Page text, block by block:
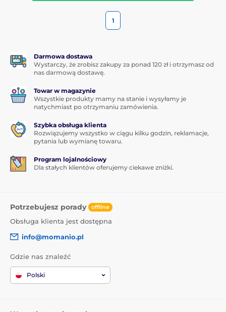
1
Darmowa dostawa
Wystarczy, że zrobisz zakupy za ponad 120 zł i otrzymasz od
nas darmową dostawę.
Towar w magazynie
Wszystkie produkty mamy na stanie i wysyłamy je
natychmiast po otrzymaniu zamówienia.
Szybka obsługa klienta
Rozwiązujemy wszystko w ciągu kilku godzin, reklamacje,
pytania lub wymianę towaru.
Program lojalnościowy
Dla stałych klientów oferujemy ciekawe zniżki.
Potrzebujesz porady offline
Obsługa klienta jest dostępna
info@momanio.pl
Gdzie nas znaleźć
Polski